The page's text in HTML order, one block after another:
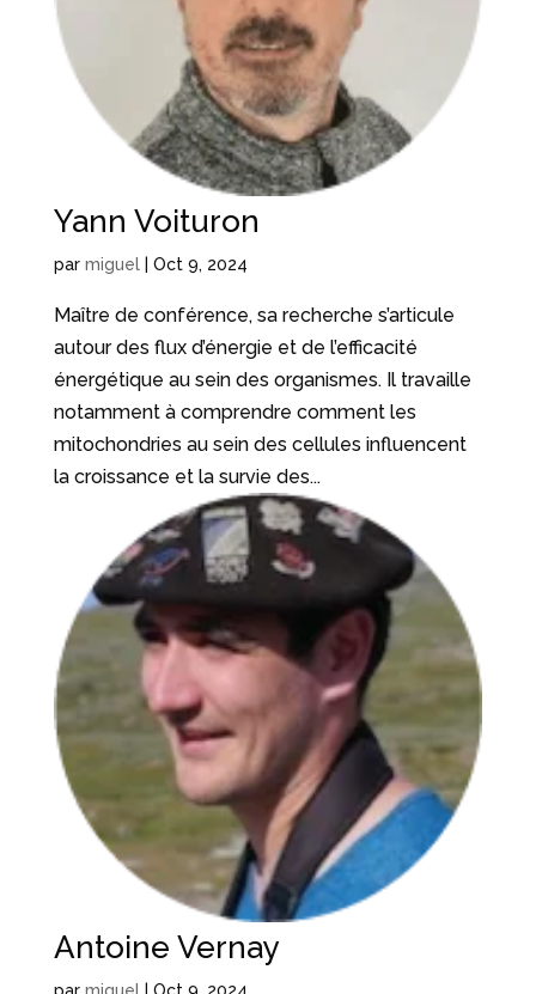
Yann Voituron
par miguel| Oct 9, 2024
Maître de conférence, sa recherche s’articule
autour des flux d’énergie et de l’efficacité
énergétique au sein des organismes. Il travaille
notamment à comprendre comment les
mitochondries au sein des cellules influencent
la croissance et la survie des...
Antoine Vernay